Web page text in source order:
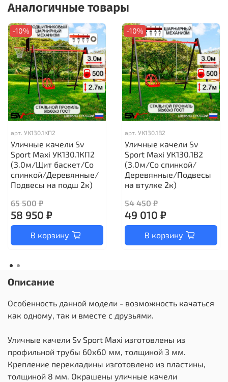
Аналогичные товары
-10%
арт. УК130.1КП2
Уличные качели Sv
Sport Maxi УК130.1КП2
(3.0м/Щит баскет/Со
спинкой/Деревянные/
Подвесы на подш 2к)
65 500 ₽
58 950 ₽
В корзину
-10%
арт. УК130.1В2
Уличные качели Sv
Sport Maxi УК130.1В2
(3.0м/Со спинкой/
Деревянные/Подвесы
на втулке 2к)
54 450 ₽
49 010 ₽
В корзину
Описание
Особенность данной модели - возможность качаться
как одному, так и вместе с друзьями.
Уличные качели Sv Sport Maxi изготовлены из
профильной трубы 60х60 мм, толщиной 3 мм.
Крепление перекладины изготовлено из пластины,
толщиной 8 мм. Окрашены уличные качели